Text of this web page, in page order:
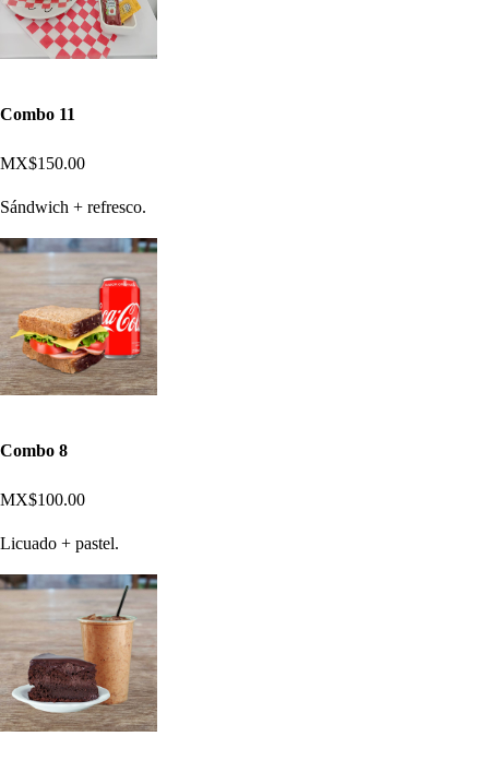
Combo 11
MX$150.00
Sándwich + refresco.
Combo 8
MX$100.00
Licuado + pastel.